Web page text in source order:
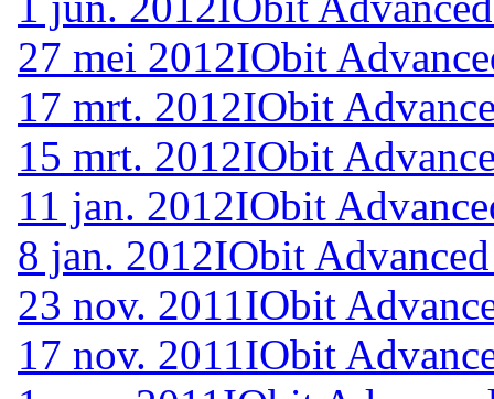
27 mei 2012IObit
17 mrt. 2012IObit
15 mrt. 2012IObit
11 jan. 2012IObit
8 jan. 2012IObit
23 nov. 2011 IObit
17 nov. 2011 IObit